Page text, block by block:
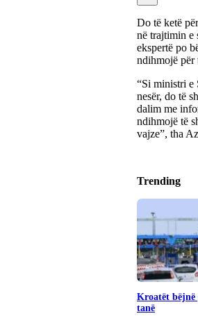
Do të ketë
në trajtimin e
ekspertë po
ndihmojë për
“Si ministri e
nesër, do të
dalim me
ndihmojë të
vajze”, tha
Trending
Kroatët bëjnë
tanë